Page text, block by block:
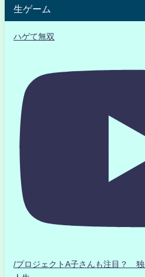
生ゲーム
ハゲて無双
/プロジェクトA子さんも注目？